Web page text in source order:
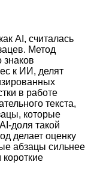
AI, считалась
Метод
знаков
к ИИ, делят
в работе
текста,
которые
доля такой
делает оценку
абзацы сильнее